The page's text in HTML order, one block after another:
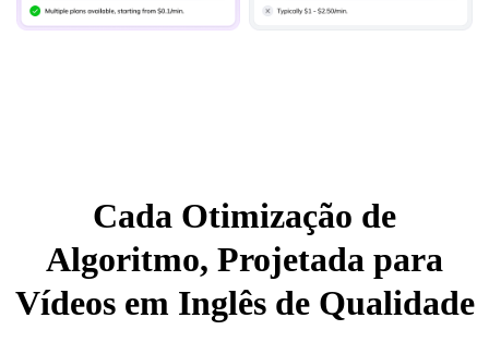
Cada Otimização de
Algoritmo, Projetada para
Vídeos em Inglês de Qualidade